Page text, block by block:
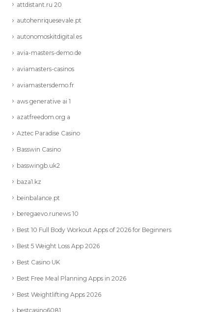
attdistant.ru 20
autohenriquesevale.pt
autonomoskitdigital.es
avia-masters-demo.de
aviamasters-casinos
aviamastersdemo.fr
aws generative ai 1
azatfreedom.org a
Aztec Paradise Casino
Basswin Casino
basswingb.uk2
baza1.kz
beinbalance.pt
beregaevo.runews 10
Best 10 Full Body Workout Apps of 2026 for Beginners
Best 5 Weight Loss App 2026
Best Casino UK
Best Free Meal Planning Apps in 2026
Best Weightlifting Apps 2026
bestcasino6081